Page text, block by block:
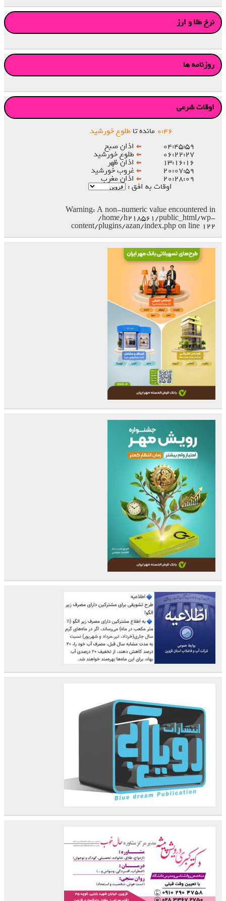
نرخ طلا و ارز
روزنامه ها
اوقات شرعی
۰:۴۶ مانده تا طلوع خورشید
۰۴:۴۵:۵۹
اذان صبح
۰۶:۲۲:۲۷ طلوع خورشید
۱۳:۱۶:۱۶ اذان ظهر
۲۰:۰۷:۵۹ غروب خورشید
۲۰:۲۸:۰۹ اذان مغرب
اوقات به افق :
Warning: A non-numeric value encountered in
/home/h218561/public_html/wp-
content/plugins/azan/index.phpon line ۱۲۲